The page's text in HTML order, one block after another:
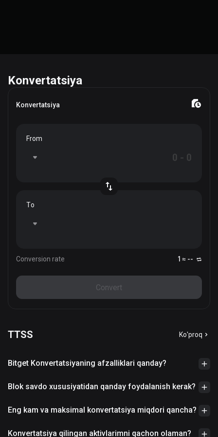
Konvertatsiya
Konvertatsiya
From
To
Conversion rate 1 ≈ --
Convert
TTSS Ko'proq
Bitget Konvertatsiyaning afzalliklari qanday?
Blok savdo xususiyatidan qanday foydalanish kerak?
Eng kam va maksimal konvertatsiya miqdori qancha?
Konvertatsiya qilingan aktivlarimni qachon olaman?